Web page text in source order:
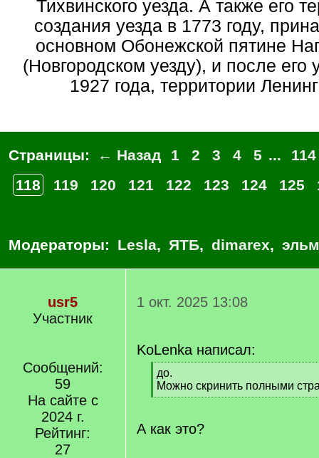
Тихвинского уезда. А также его
создания уезда в 1773 году,
основном Обонежской пятине
(Новгородском уезду), и после его
1927 года, территории
Страницы: ← Назад 1 2 3 4 5 ...
114
118
119 120 121 122 123 124 125
Модераторы: Lesla, ЯТБ, dimarex,
usr5
Участник
Сообщений:
59
На сайте с
2024 г.
Рейтинг:
27
1 окт. 2025 13:08
KoLenka написал:
[
q
]
до.
Можно скринить полными
[
q
]
А как это?